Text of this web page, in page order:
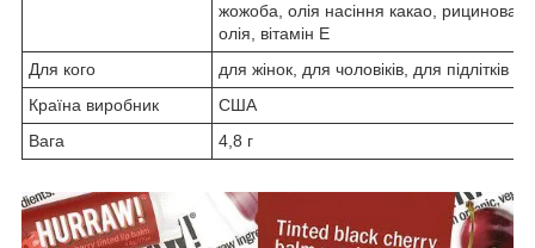
жожоба, олія насіння какао, рицинова
олія, вітамін Е
Для кого
для жінок, для чоловіків, для підлітків
Країна виробник
США
Вага
4,8 г